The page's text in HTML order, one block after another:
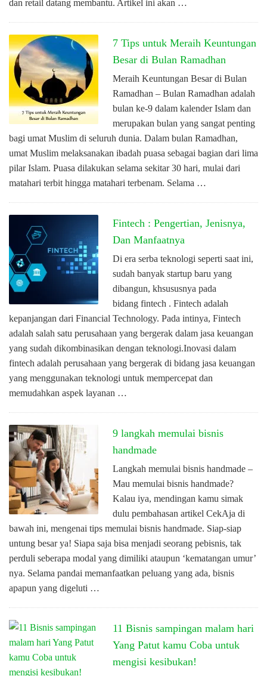
dan retail datang membantu. Artikel ini akan …
7 Tips untuk Meraih Keuntungan
Besar di Bulan Ramadhan
Meraih Keuntungan Besar di Bulan
Ramadhan – Bulan Ramadhan adalah
bulan ke-9 dalam kalender Islam dan
merupakan bulan yang sangat penting
bagi umat Muslim di seluruh dunia. Dalam bulan Ramadhan,
umat Muslim melaksanakan ibadah puasa sebagai bagian dari lima
pilar Islam. Puasa dilakukan selama sekitar 30 hari, mulai dari
matahari terbit hingga matahari terbenam. Selama …
Fintech : Pengertian, Jenisnya,
Dan Manfaatnya
Di era serba teknologi seperti saat ini,
sudah banyak startup baru yang
dibangun, khsususnya pada
bidang fintech . Fintech adalah
kepanjangan dari Financial Technology. Pada intinya, Fintech
adalah salah satu perusahaan yang bergerak dalam jasa keuangan
yang sudah dikombinasikan dengan teknologi.Inovasi dalam
fintech adalah perusahaan yang bergerak di bidang jasa keuangan
yang menggunakan teknologi untuk mempercepat dan
memudahkan aspek layanan …
9 langkah memulai bisnis
handmade
Langkah memulai bisnis handmade –
Mau memulai bisnis handmade?
Kalau iya, mendingan kamu simak
dulu pembahasan artikel CekAja di
bawah ini, mengenai tips memulai bisnis handmade. Siap-siap
untung besar ya! Siapa saja bisa menjadi seorang pebisnis, tak
perduli seberapa modal yang dimiliki ataupun ‘kematangan umur’
nya. Selama pandai memanfaatkan peluang yang ada, bisnis
apapun yang digeluti …
11 Bisnis sampingan malam hari
Yang Patut kamu Coba untuk
mengisi kesibukan!